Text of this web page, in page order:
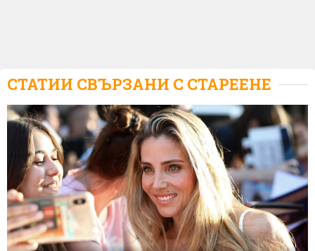
СТАТИИ СВЪРЗАНИ С СТАРЕЕНЕ